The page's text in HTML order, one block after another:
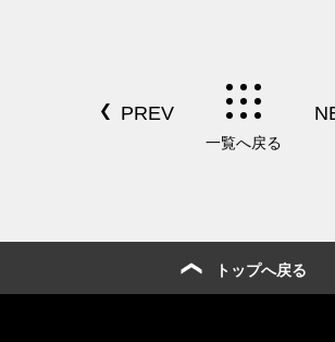
一覧へ戻る
トップへ戻る